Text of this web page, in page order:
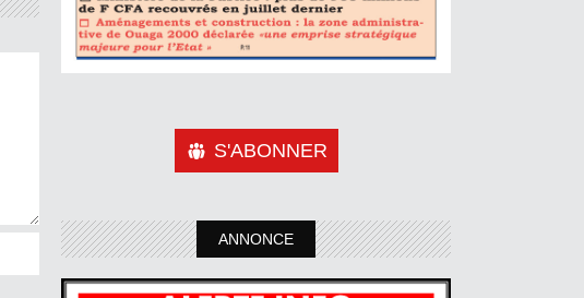
S'ABONNER
ANNONCE